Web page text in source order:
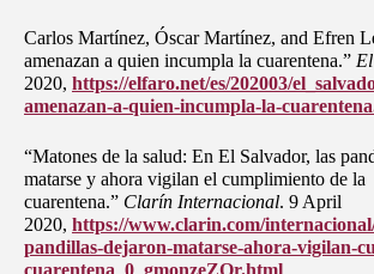
Carlos Martínez, Óscar Martínez, and Efren
amenazan a quien incumpla la cuarentena.”
2020, https://elfaro.net/es/202003/
amenazan-a-quien-incumpla-la-
“Matones de la salud: En El Salvador, las
matarse y ahora vigilan el cumplimiento de la
cuarentena.” Clarín Internacional. 9 April
2020, https://www.clarin.com/
pandillas-dejaron-matarse-ahora-vigilan-
cuarentena_0_gmonzeZOr.html